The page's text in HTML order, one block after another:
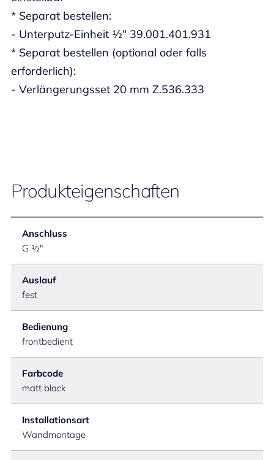
* Separat bestellen:
- Unterputz-Einheit ½" 39.001.401.931
* Separat bestellen (optional oder falls
erforderlich):
- Verlängerungsset 20 mm Z.536.333
Produkteigenschaften
Anschluss
G ½"
Auslauf
fest
Bedienung
frontbedient
Farbcode
matt black
Installationsart
Wandmontage